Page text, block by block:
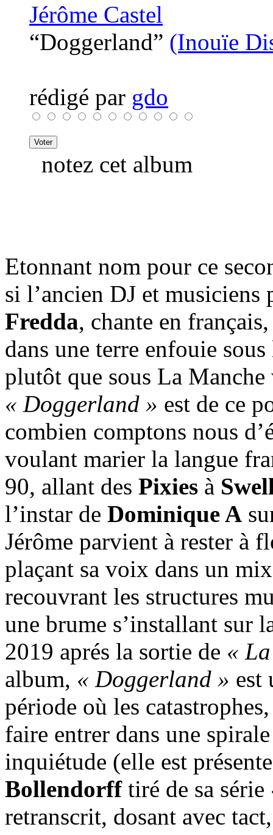
Jérôme Castel
“Doggerland” (Inouïe
rédigé par gdo
notez cet album
Etonnant nom pour ce
si l’ancien DJ et
Fredda, chante en
dans une terre enfouie
plutôt que sous La
« Doggerland » est de ce
combien comptons nous
voulant marier la langue
90, allant des Pixies à
l’instar de Dominique A
Jérôme parvient à rester à
plaçant sa voix dans un
recouvrant les structures
une brume s’installant sur
2019 aprés la sortie de «
album, « Doggerland » est
période où les
faire entrer dans une
inquiétude (elle est
Bollendorfftiré de sa série
retranscrit, dosant avec